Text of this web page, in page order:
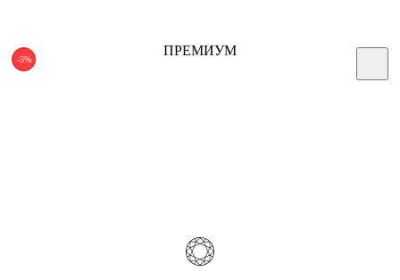
-3%
ПРЕМИУМ